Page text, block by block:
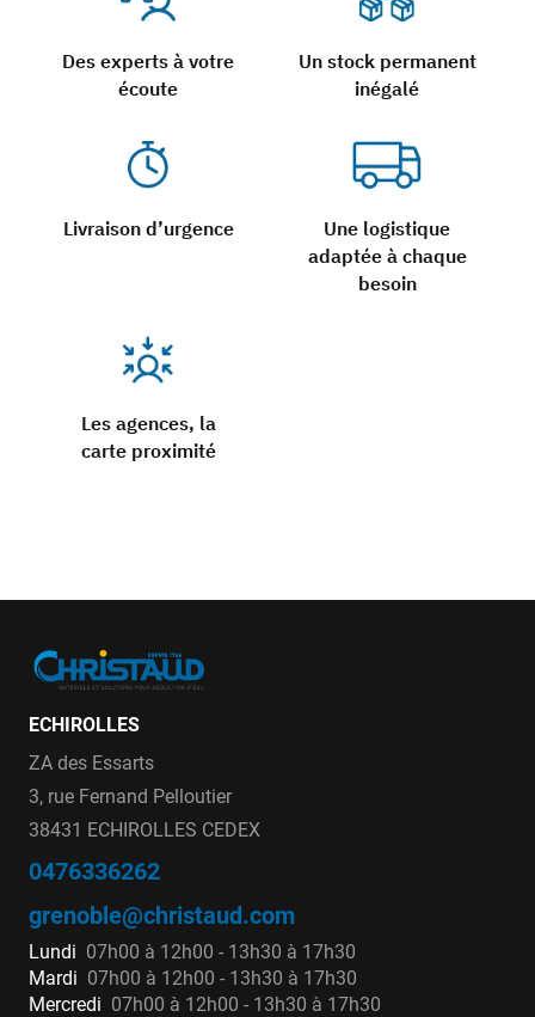
Des experts à votre
écoute
Un stock permanent
inégalé
Livraison d’urgence
Une logistique
adaptée à chaque
besoin
Les agences, la
carte proximité
ECHIROLLES
ZA des Essarts
3, rue Fernand Pelloutier
38431 ECHIROLLES CEDEX
0476336262
grenoble@christaud.com
Lundi 07h00 à 12h00 - 13h30 à 17h30
Mardi 07h00 à 12h00 - 13h30 à 17h30
Mercredi 07h00 à 12h00 - 13h30 à 17h30